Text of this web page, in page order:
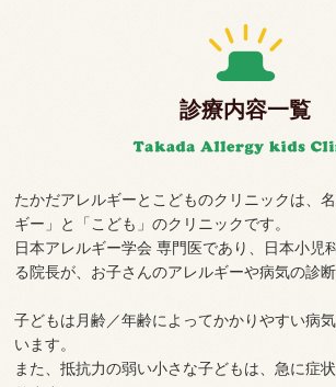
診療内容一覧
たかだアレルギーとこどものクリニックは、
ギー」と「こども」のクリニックです。
日本アレルギー学会 専門医であり、日本小児
る院長が、お子さんのアレルギーや病気の診
子どもは月齢／年齢によってかかりやすい病
います。
また、抵抗力の弱い小さな子どもは、急に症